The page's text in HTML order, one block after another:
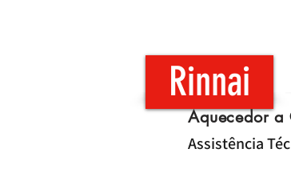
Rinnai
Aquecedor a
Assistência